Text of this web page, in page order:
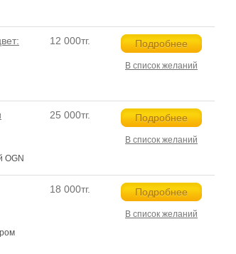
12 000тг. Подробнее
В список желаний
OGN
25 000тг. Подробнее
В список желаний
18 000тг. Подробнее
В список желаний